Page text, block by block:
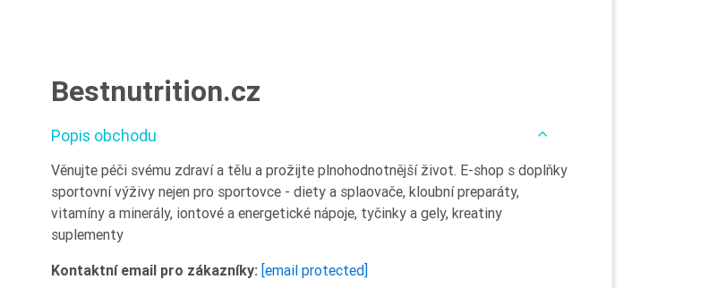
Bestnutrition.cz
Popis obchodu
Věnujte péči svému zdraví a tělu a prožijte plnohodnotnější život. E-shop s doplňky
sportovní výživy nejen pro sportovce - diety a splaovače, kloubní preparáty,
vitamíny a minerály, iontové a energetické nápoje, tyčinky a gely, kreatiny
suplementy
Kontaktní email pro zákazníky: [email protected]